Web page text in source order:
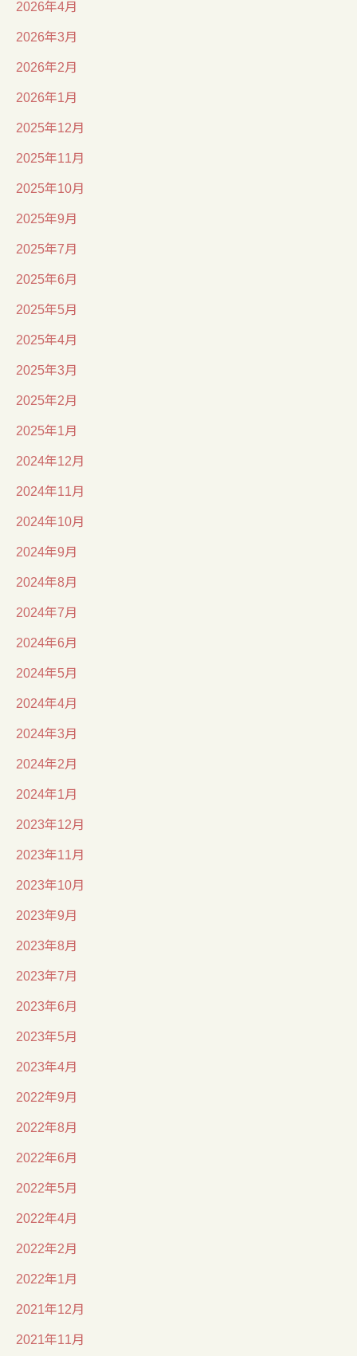
2026年4月
2026年3月
2026年2月
2026年1月
2025年12月
2025年11月
2025年10月
2025年9月
2025年7月
2025年6月
2025年5月
2025年4月
2025年3月
2025年2月
2025年1月
2024年12月
2024年11月
2024年10月
2024年9月
2024年8月
2024年7月
2024年6月
2024年5月
2024年4月
2024年3月
2024年2月
2024年1月
2023年12月
2023年11月
2023年10月
2023年9月
2023年8月
2023年7月
2023年6月
2023年5月
2023年4月
2022年9月
2022年8月
2022年6月
2022年5月
2022年4月
2022年2月
2022年1月
2021年12月
2021年11月